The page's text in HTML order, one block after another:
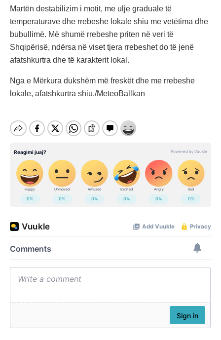
Martën destabilizim i motit, me ulje graduale të
temperaturave dhe rrebeshe lokale shiu me vetëtima dhe
bubullimë. Më shumë rrebeshe priten në veri të
Shqipërisë, ndërsa në viset tjera rrebeshet do të jenë
afatshkurtra dhe të karakterit lokal.
Nga e Mërkura dukshëm më freskët dhe me rrebeshe
lokale, afatshkurtra shiu./MeteoBallkan